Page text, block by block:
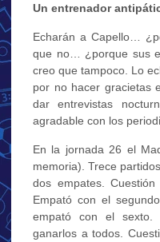
Un entrenador
Echarán a Capello…
que no… ¿porque sus
creo que tampoco. Lo
por no hacer gracietas
dar entrevistas
agradable con los
En la jornada 26 el
memoria). Trece
dos empates.
Empató con el
empató con el sexto.
ganarlos a todos.